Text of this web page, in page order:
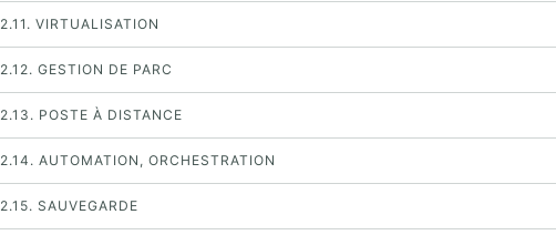
2.11. VIRTUALISATION
2.12. GESTION DE PARC
2.13. POSTE À DISTANCE
2.14. AUTOMATION, ORCHESTRATION
2.15. SAUVEGARDE